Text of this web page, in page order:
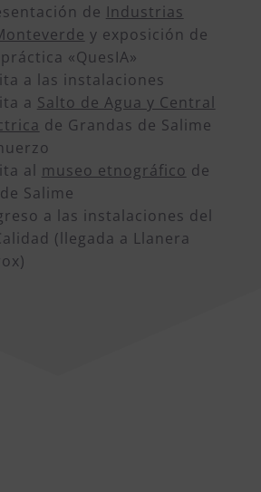
de Industrias
y exposición de
«QuesIA»
a las instalaciones
a Salto de Agua y Central
de Grandas de Salime
al museo etnográfico de
Salime
a las instalaciones del
(llegada a Llanera